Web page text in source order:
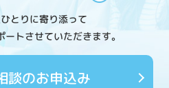
とりに寄り添って
トさせていただきます。
談のお申込み